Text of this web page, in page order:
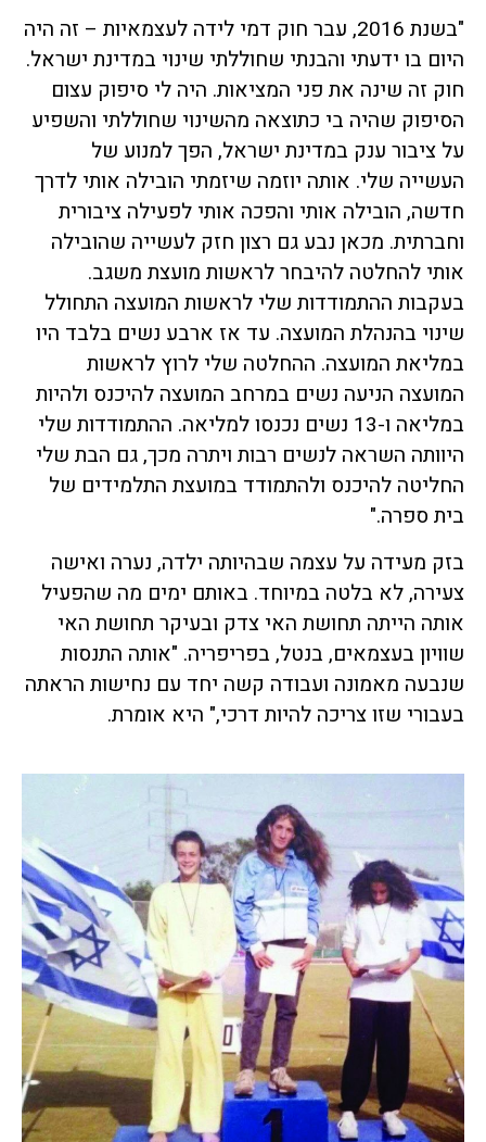
"בשנת 2016, עבר חוק דמי לידה לעצמאיות – זה היה
היום בו ידעתי והבנתי שחוללתי שינוי במדינת ישראל.
חוק זה שינה את פני המציאות. היה לי סיפוק עצום
הסיפוק שהיה בי כתוצאה מהשינוי שחוללתי והשפיע
על ציבור ענק במדינת ישראל, הפך למנוע של
העשייה שלי. אותה יוזמה שיזמתי הובילה אותי לדרך
חדשה, הובילה אותי והפכה אותי לפעילה ציבורית
וחברתית. מכאן נבע גם רצון חזק לעשייה שהובילה
אותי להחלטה להיבחר לראשות מועצת משגב.
בעקבות ההתמודדות שלי לראשות המועצה התחולל
שינוי בהנהלת המועצה. עד אז ארבע נשים בלבד היו
במליאת המועצה. ההחלטה שלי לרוץ לראשות
המועצה הניעה נשים במרחב המועצה להיכנס ולהיות
במליאה ו-13 נשים נכנסו למליאה. ההתמודדות שלי
היוותה השראה לנשים רבות ויתרה מכך, גם הבת שלי
החליטה להיכנס ולהתמודד במועצת התלמידים של
בית ספרה."
בזק מעידה על עצמה שבהיותה ילדה, נערה ואישה
צעירה, לא בלטה במיוחד. באותם ימים מה שהפעיל
אותה הייתה תחושת האי צדק ובעיקר תחושת האי
שוויון בעצמאים, בנטל, בפריפריה. "אותה התנסות
שנבעה מאמונה ועבודה קשה יחד עם נחישות הראתה
בעבורי שזו צריכה להיות דרכי," היא אומרת.